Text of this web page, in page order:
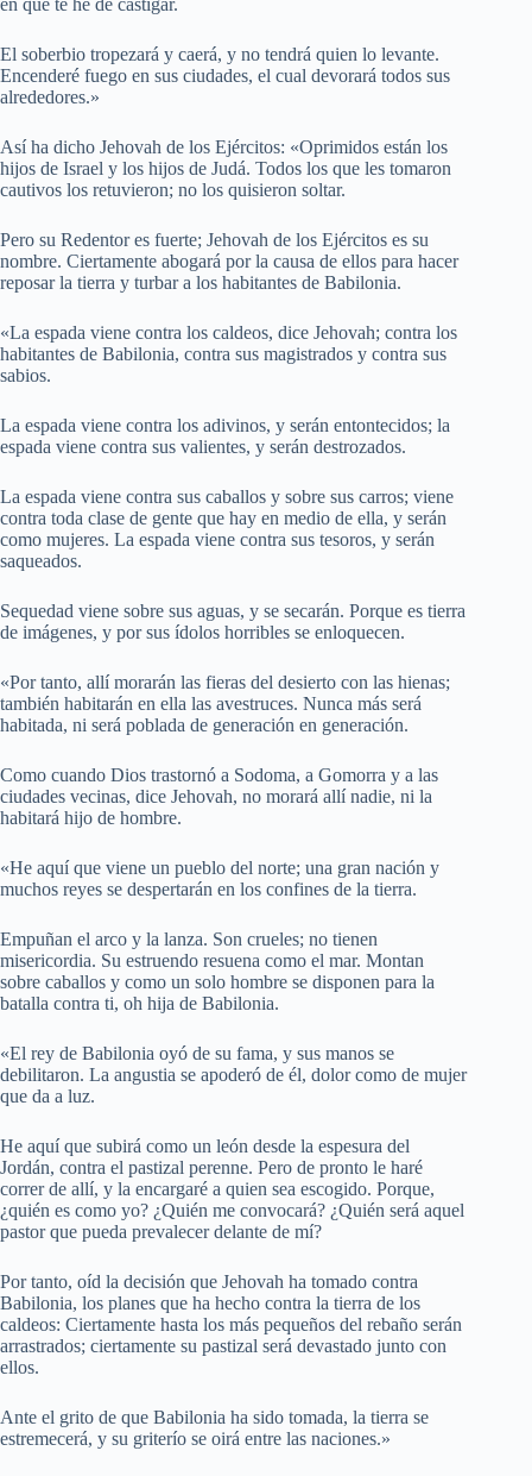
en que te he de castigar.
El soberbio tropezará y caerá, y no tendrá quien lo levante.
Encenderé fuego en sus ciudades, el cual devorará todos sus
alrededores.»
Así ha dicho Jehovah de los Ejércitos: «Oprimidos están los
hijos de Israel y los hijos de Judá. Todos los que les tomaron
cautivos los retuvieron; no los quisieron soltar.
Pero su Redentor es fuerte; Jehovah de los Ejércitos es su
nombre. Ciertamente abogará por la causa de ellos para hacer
reposar la tierra y turbar a los habitantes de Babilonia.
«La espada viene contra los caldeos, dice Jehovah; contra los
habitantes de Babilonia, contra sus magistrados y contra sus
sabios.
La espada viene contra los adivinos, y serán entontecidos; la
espada viene contra sus valientes, y serán destrozados.
La espada viene contra sus caballos y sobre sus carros; viene
contra toda clase de gente que hay en medio de ella, y serán
como mujeres. La espada viene contra sus tesoros, y serán
saqueados.
Sequedad viene sobre sus aguas, y se secarán. Porque es tierra
de imágenes, y por sus ídolos horribles se enloquecen.
«Por tanto, allí morarán las fieras del desierto con las hienas;
también habitarán en ella las avestruces. Nunca más será
habitada, ni será poblada de generación en generación.
Como cuando Dios trastornó a Sodoma, a Gomorra y a las
ciudades vecinas, dice Jehovah, no morará allí nadie, ni la
habitará hijo de hombre.
«He aquí que viene un pueblo del norte; una gran nación y
muchos reyes se despertarán en los confines de la tierra.
Empuñan el arco y la lanza. Son crueles; no tienen
misericordia. Su estruendo resuena como el mar. Montan
sobre caballos y como un solo hombre se disponen para la
batalla contra ti, oh hija de Babilonia.
«El rey de Babilonia oyó de su fama, y sus manos se
debilitaron. La angustia se apoderó de él, dolor como de mujer
que da a luz.
He aquí que subirá como un león desde la espesura del
Jordán, contra el pastizal perenne. Pero de pronto le haré
correr de allí, y la encargaré a quien sea escogido. Porque,
¿quién es como yo? ¿Quién me convocará? ¿Quién será aquel
pastor que pueda prevalecer delante de mí?
Por tanto, oíd la decisión que Jehovah ha tomado contra
Babilonia, los planes que ha hecho contra la tierra de los
caldeos: Ciertamente hasta los más pequeños del rebaño serán
arrastrados; ciertamente su pastizal será devastado junto con
ellos.
Ante el grito de que Babilonia ha sido tomada, la tierra se
estremecerá, y su griterío se oirá entre las naciones.»